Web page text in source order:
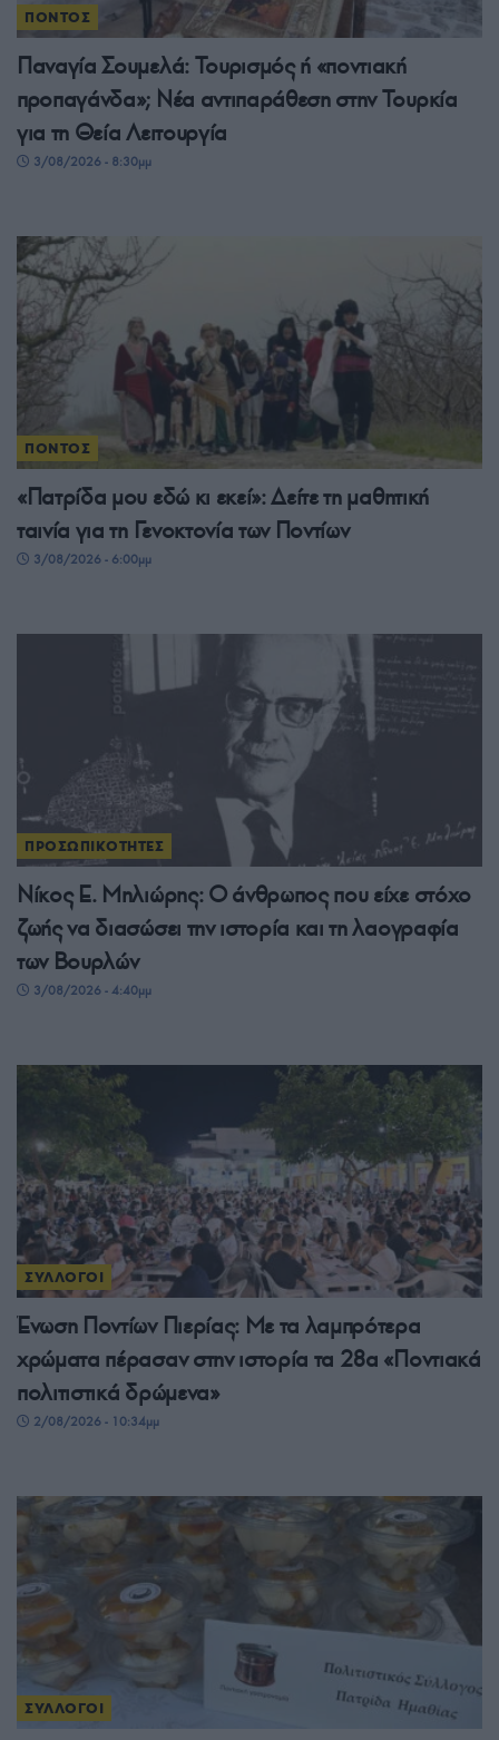
ΠΟΝΤΟΣ
Παναγία Σουμελά: Τουρισμός ή «ποντιακή
προπαγάνδα»; Νέα αντιπαράθεση στην Τουρκία
για τη Θεία Λειτουργία
3/08/2026 - 8:30μμ
ΠΟΝΤΟΣ
«Πατρίδα μου εδώ κι εκεί»: Δείτε τη μαθητική
ταινία για τη Γενοκτονία των Ποντίων
3/08/2026 - 6:00μμ
ΠΡΟΣΩΠΙΚΟΤΗΤΕΣ
Νίκος Ε. Μηλιώρης: Ο άνθρωπος που είχε στόχο
ζωής να διασώσει την ιστορία και τη λαογραφία
των Βουρλών
3/08/2026 - 4:40μμ
ΣΥΛΛΟΓΟΙ
Ένωση Ποντίων Πιερίας: Με τα λαμπρότερα
χρώματα πέρασαν στην ιστορία τα 28α «Ποντιακά
πολιτιστικά δρώμενα»
2/08/2026 - 10:34μμ
ΣΥΛΛΟΓΟΙ